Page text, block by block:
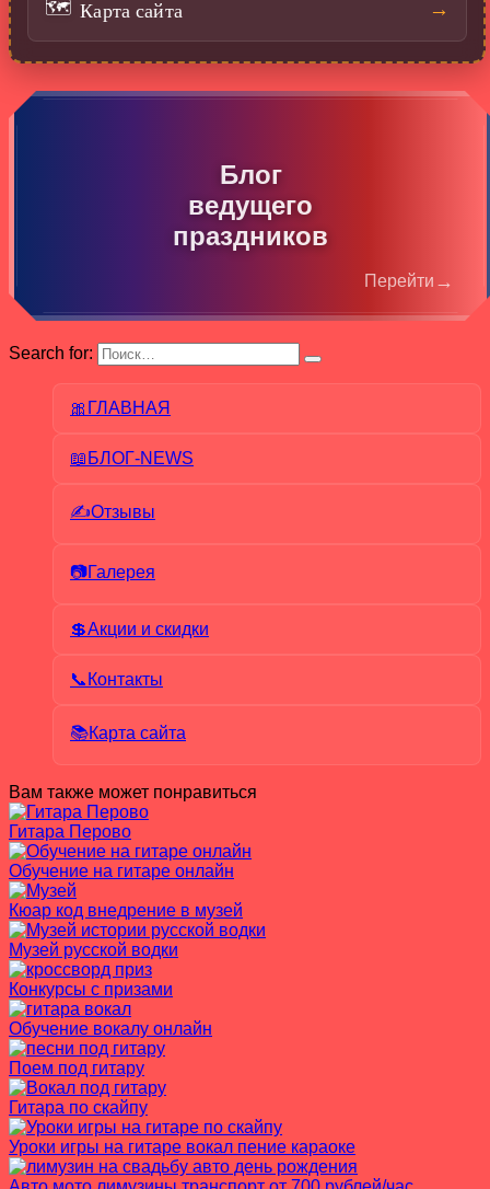
🗺️ Карта сайта →
Блог
ведущего
праздников
Перейти →
Search for:
🎀ГЛАВНАЯ
📖БЛОГ-NEWS
✍Отзывы
📷Галерея
💲Акции и скидки
📞Контакты
📚Карта сайта
Вам также может понравиться
Гитара Перово
Обучение на гитаре онлайн
Кюар код внедрение в музей
Музей русской водки
Конкурсы с призами
Обучение вокалу онлайн
Поем под гитару
Гитара по скайпу
Уроки игры на гитаре вокал пение караоке